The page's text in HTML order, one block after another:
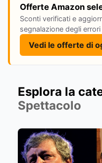
Offerte Amazon
Sconti verificati e
segnalazione degli
Vedi le offerte di
Esplora la
Spettacolo